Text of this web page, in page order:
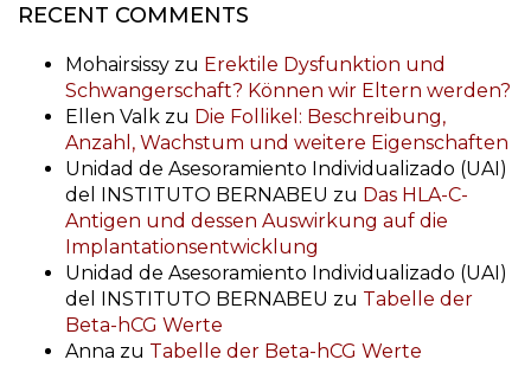
RECENT COMMENTS
Mohairsissy zu Erektile Dysfunktion und
Schwangerschaft? Können wir Eltern werden?
Ellen Valk zu Die Follikel: Beschreibung,
Anzahl, Wachstum und weitere Eigenschaften
Unidad de Asesoramiento Individualizado (UAI)
del INSTITUTO BERNABEU zu Das HLA-C-
Antigen und dessen Auswirkung auf die
Implantationsentwicklung
Unidad de Asesoramiento Individualizado (UAI)
del INSTITUTO BERNABEU zu Tabelle der
Beta-hCG Werte
Anna zu Tabelle der Beta-hCG Werte